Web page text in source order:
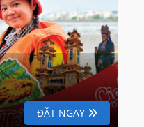
ĐẶT NGAY